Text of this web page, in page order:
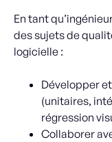
En tant
des sujets de
logicielle :
Développer
(unitaires,
régression
Collaborer